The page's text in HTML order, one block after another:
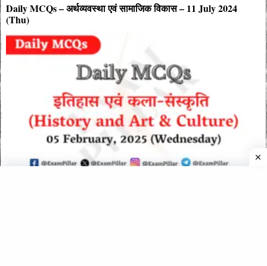
Daily MCQs – अर्थव्यवस्था एवं सामाजिक विकास – 11 July 2024
(Thu)